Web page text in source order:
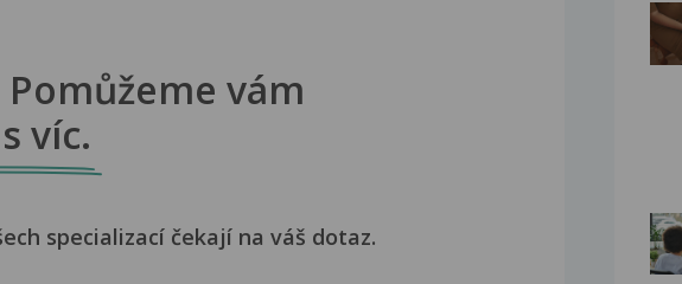
vám
víc.
specializací čekají na váš dotaz.